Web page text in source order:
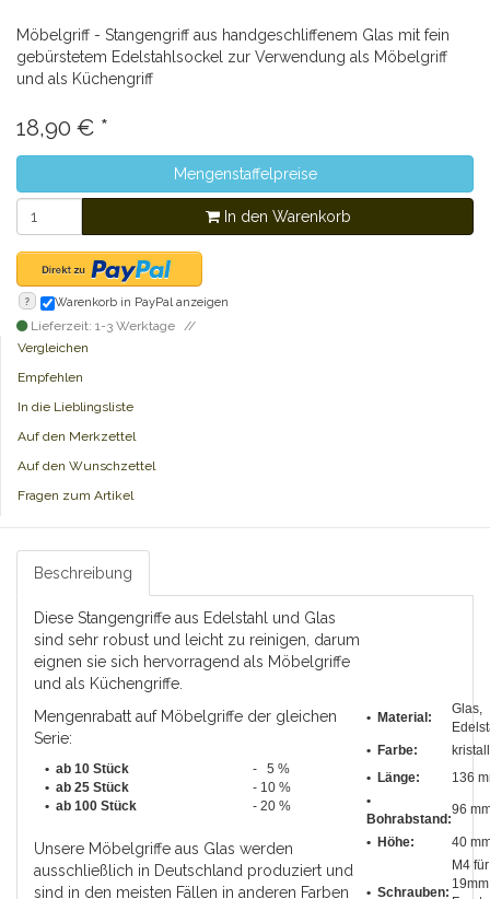
Möbelgriff - Stangengriff aus handgeschliffenem Glas mit fein
gebürstetem Edelstahlsockel zur Verwendung als Möbelgriff
und als Küchengriff
18,90 € *
Mengenstaffelpreise
In den Warenkorb
? Warenkorb in PayPal anzeigen
Lieferzeit: 1-3 Werktage
Vergleichen
Empfehlen
In die Lieblingsliste
Auf den Merkzettel
Auf den Wunschzettel
Fragen zum Artikel
Beschreibung
Diese Stangengriffe aus Edelstahl und Glas
sind sehr robust und leicht zu reinigen, darum
eignen sie sich hervorragend als Möbelgriffe
und als Küchengriffe.
Mengenrabatt auf Möbelgriffe der gleichen
Serie:
• ab 10 Stück
- 5 %
• ab 25 Stück
- 10 %
• ab 100 Stück - 20 %
Unsere Möbelgriffe aus Glas werden
ausschließlich in Deutschland produziert und
sind in den meisten Fällen in anderen Farben
• Material:
Glas,
• Farbe:
• Länge:
136
•
Bohrabstand :
96
• Höhe: 40
• Schrauben:
M4 für
19mm